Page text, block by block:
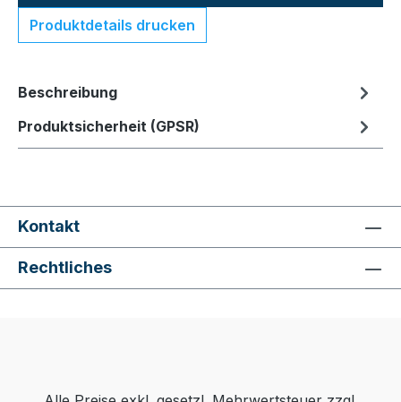
Produktdetails drucken
Beschreibung
Produktsicherheit (GPSR)
Kontakt
Rechtliches